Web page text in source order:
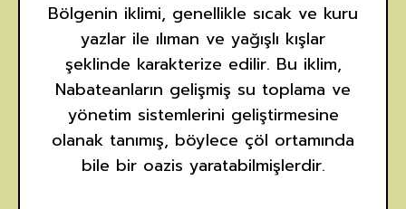
Bölgenin iklimi, genellikle sıcak ve kuru
yazlar ile ılıman ve yağışlı kışlar
şeklinde karakterize edilir. Bu iklim,
Nabateanların gelişmiş su toplama ve
yönetim sistemlerini geliştirmesine
olanak tanımış, böylece çöl ortamında
bile bir oazis yaratabilmişlerdir.